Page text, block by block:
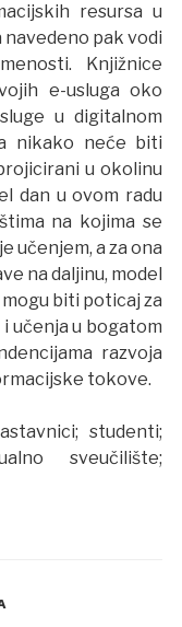
resursa u
pak vodi
Knjižnice
e-usluga oko
u digitalnom
nikako neće biti
u okolinu
dan u ovom radu
na kojima se
učenjem, a za ona
na daljinu, model
biti poticaj za
učenja u bogatom
razvoja
tokove.
studenti;
sveučilište;